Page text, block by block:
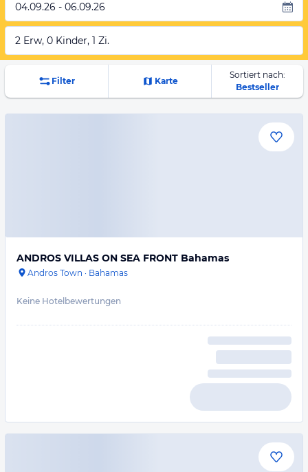
04.09.26 - 06.09.26
2 Erw, 0 Kinder, 1 Zi.
Filter Karte
Sortiert nach:
Bestseller
ANDROS VILLAS ON SEA FRONT Bahamas
Andros Town · Bahamas
Keine Hotelbewertungen